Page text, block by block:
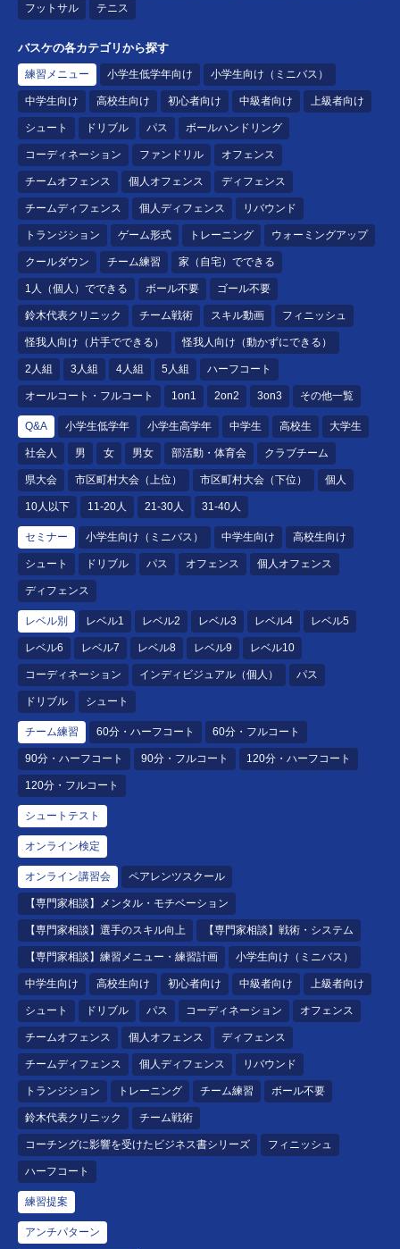
フットサル テニス
バスケの各カテゴリから探す
練習メニュー 小学生低学年向け 小学生向け（ミニバス）
中学生向け 高校生向け 初心者向け 中級者向け 上級者向け
シュート ドリブル パス ボールハンドリング
コーディネーション ファンドリル オフェンス
チームオフェンス 個人オフェンス ディフェンス
チームディフェンス 個人ディフェンス リバウンド
トランジション ゲーム形式 トレーニング ウォーミングアップ
クールダウン チーム練習 家（自宅）でできる
1人（個人）でできる ボール不要 ゴール不要
鈴木代表クリニック チーム戦術 スキル動画 フィニッシュ
怪我人向け（片手でできる） 怪我人向け（動かずにできる）
2人組 3人組 4人組 5人組 ハーフコート
オールコート・フルコート 1on1 2on2 3on3 その他一覧
Q&A 小学生低学年 小学生高学年 中学生 高校生 大学生
社会人 男 女 男女 部活動・体育会 クラブチーム
県大会 市区町村大会（上位） 市区町村大会（下位） 個人
10人以下 11-20人 21-30人 31-40人
セミナー 小学生向け（ミニバス） 中学生向け 高校生向け
シュート ドリブル パス オフェンス 個人オフェンス
ディフェンス
レベル別 レベル1 レベル2 レベル3 レベル4 レベル5
レベル6 レベル7 レベル8 レベル9 レベル10
コーディネーション インディビジュアル（個人） パス
ドリブル シュート
チーム練習 60分・ハーフコート 60分・フルコート
90分・ハーフコート 90分・フルコート 120分・ハーフコート
120分・フルコート
シュートテスト
オンライン検定
オンライン講習会 ペアレンツスクール
【専門家相談】メンタル・モチベーション
【専門家相談】選手のスキル向上 【専門家相談】戦術・システム
【専門家相談】練習メニュー・練習計画 小学生向け（ミニバス）
中学生向け 高校生向け 初心者向け 中級者向け 上級者向け
シュート ドリブル パス コーディネーション オフェンス
チームオフェンス 個人オフェンス ディフェンス
チームディフェンス 個人ディフェンス リバウンド
トランジション トレーニング チーム練習 ボール不要
鈴木代表クリニック チーム戦術
コーチングに影響を受けたビジネス書シリーズ フィニッシュ
ハーフコート
練習提案
アンチパターン